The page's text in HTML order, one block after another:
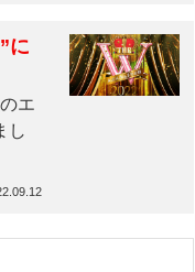
に
エ
し